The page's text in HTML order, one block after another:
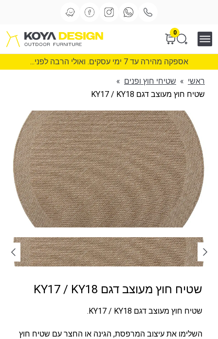
0
אספקה מהירה עד 7 ימי עסקים. ואולי הרבה לפני...
ראשי » שטיחי חוץ ופנים »
שטיח חוץ מעוצב דגם KY17 / KY18
שטיח חוץ מעוצב דגם KY17 / KY18
שטיח חוץ מעוצב דגם KY17 / KY18.
השלימו את עיצוב המרפסת, הגינה או החצר עם שטיח חוץ